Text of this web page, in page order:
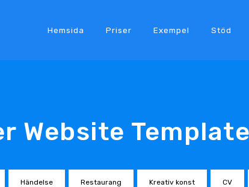
Hemsida Priser Exempel Stöd
Website
Händelse Restaurang Kreativ konst CV